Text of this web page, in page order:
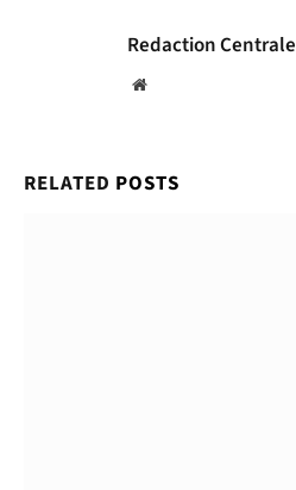
Redaction Centrale
Website
RELATED POSTS